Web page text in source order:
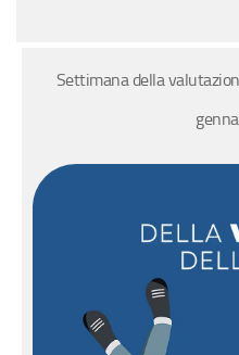
Settimana della